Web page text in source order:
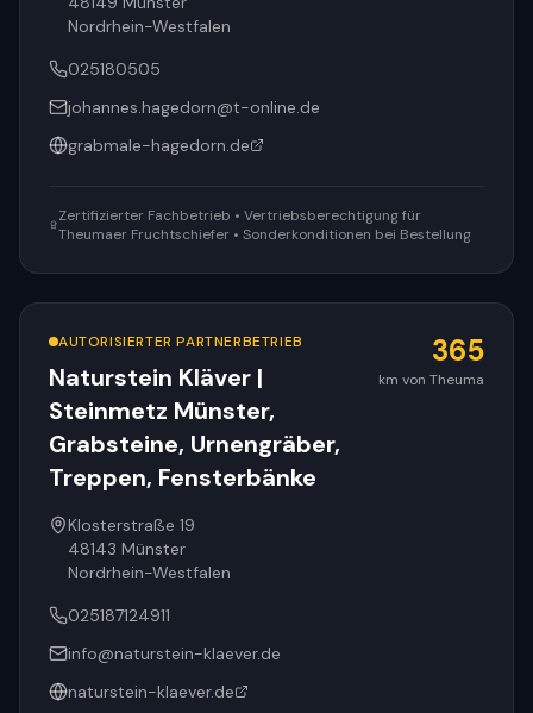
Nordrhein-Westfalen
025180505
johannes.hagedorn@t-online.de
grabmale-hagedorn.de
Zertifizierter Fachbetrieb • Vertriebsberechtigung für
Theumaer Fruchtschiefer • Sonderkonditionen bei Bestellung
AUTORISIERTER PARTNERBETRIEB
Naturstein Kläver |
Steinmetz Münster,
Grabsteine, Urnengräber,
Treppen, Fensterbänke
365
km von Theuma
Klosterstraße 19
48143 Münster
Nordrhein-Westfalen
025187124911
info@naturstein-klaever.de
naturstein-klaever.de